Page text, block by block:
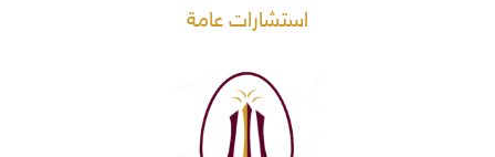
استشارات عامة